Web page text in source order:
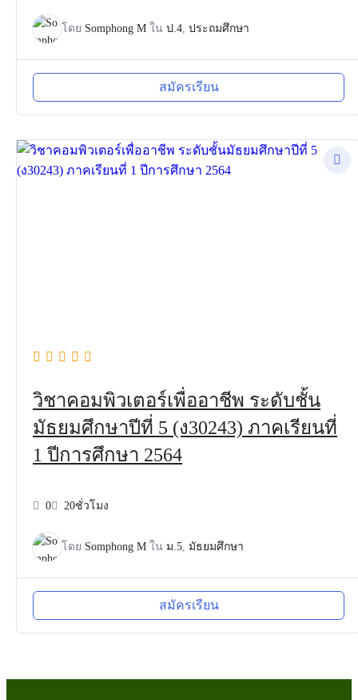
โดย Somphong M ใน ป.4 ประถมศึกษา
สมัครเรียน
วิชาคอมพิวเตอร์เพื่ออาชีพ ระดับชั้น
มัธยมศึกษาปีที่ 5 (ง30243) ภาคเรียนที่
1 ปีการศึกษา 2564
0 20ชั่วโมง
โดย Somphong M ใน ม.5 มัธยมศึกษา
สมัครเรียน